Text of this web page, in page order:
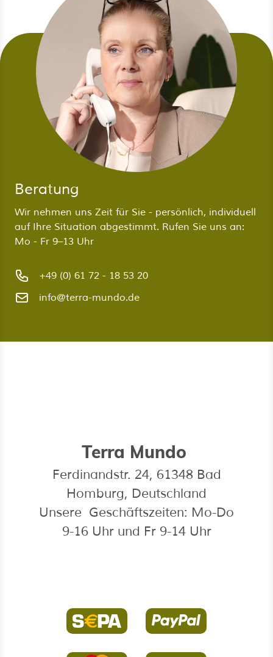
Beratung
Wir nehmen uns Zeit für Sie - persönlich, individuell
auf Ihre Situation abgestimmt. Rufen Sie uns an:
Mo - Fr 9–13 Uhr
+49 (0) 61 72 - 18 53 20
info@terra-mundo.de
Terra Mundo
Ferdinandstr. 24, 61348 Bad
Homburg, Deutschland
Unsere Geschäftszeiten: Mo-Do
9-16 Uhr und Fr 9-14 Uhr